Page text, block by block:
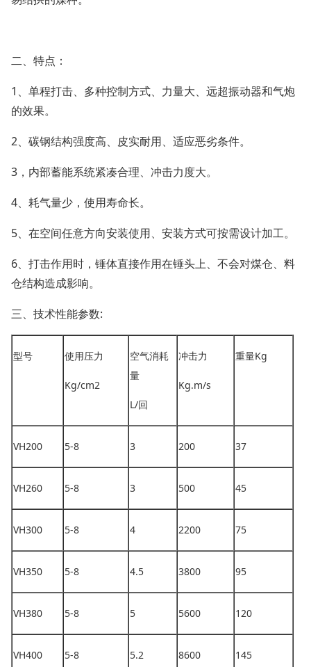
二、特点：
1、单程打击、多种控制方式、力量大、远超振动器和气炮
的效果。
2、碳钢结构强度高、皮实耐用、适应恶劣条件。
3，内部蓄能系统紧凑合理、冲击力度大。
4、耗气量少，使用寿命长。
5、在空间任意方向安装使用、安装方式可按需设计加工。
6、打击作用时，锤体直接作用在锤头上、不会对煤仓、料
仓结构造成影响。
三、技术性能参数:
型号 使用压力
Kg/cm2
空气消耗
量
L/回
冲击力
Kg.m/s
重量Kg
VH200 5-8 3 200 37
VH260 5-8 3 500 45
VH300 5-8 4 2200 75
VH350 5-8 4.5 3800 95
VH380 5-8 5 5600 120
VH400 5-8 5.2 8600 145